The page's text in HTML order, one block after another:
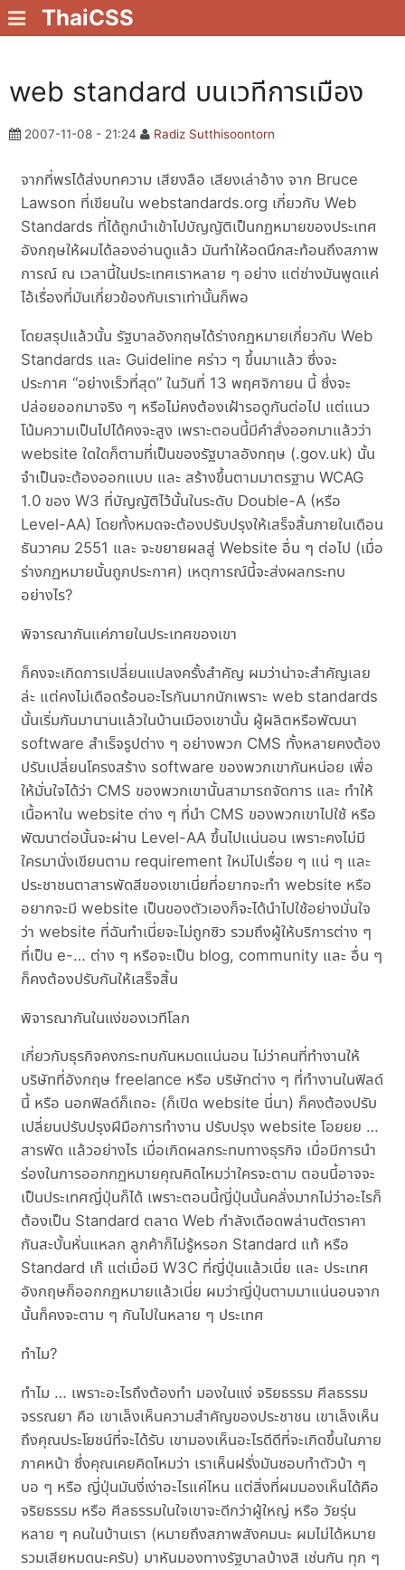
ThaiCSS
web standard บนเวทีการเมือง
2007-11-08 - 21:24 Radiz Sutthisoontorn
จากที่พรได้ส่งบทความ เสียงลือ เสียงเล่าอ้าง จาก Bruce
Lawson ที่เขียนใน webstandards.org เกี่ยวกับ Web
Standards ที่ได้ถูกนำเข้าไปบัญญัติเป็นกฏหมายของประเทศ
อังกฤษให้ผมได้ลองอ่านดูแล้ว มันทำให้อดนึกสะท้อนถึงสภาพ
การณ์ ณ เวลานี้ในประเทศเราหลาย ๆ อย่าง แต่ช่างมันพูดแค่
ไอ้เรื่องที่มันเกี่ยวข้องกับเราเท่านั้นก็พอ
โดยสรุปแล้วนั้น รัฐบาลอังกฤษได้ร่างกฏหมายเกี่ยวกับ Web
Standards และ Guideline คร่าว ๆ ขึ้นมาแล้ว ซึ่งจะ
ประกาศ “อย่างเร็วที่สุด” ในวันที่ 13 พฤศจิกายน นี้ ซึ่งจะ
ปล่อยออกมาจริง ๆ หรือไม่คงต้องเฝ้ารอดูกันต่อไป แต่แนว
โน้มความเป็นไปได้คงจะสูง เพราะตอนนี้มีคำสั่งออกมาแล้วว่า
website ใดใดก็ตามที่เป็นของรัฐบาลอังกฤษ (.gov.uk) นั้น
จำเป็นจะต้องออกแบบ และ สร้างขึ้นตามมาตรฐาน WCAG
1.0 ของ W3 ที่บัญญัติไว้นั้นในระดับ Double-A (หรือ
Level-AA) โดยทั้งหมดจะต้องปรับปรุงให้เสร็จสิ้นภายในเดือน
ธันวาคม 2551 และ จะขยายผลสู่ Website อื่น ๆ ต่อไป (เมื่อ
ร่างกฏหมายนั้นถูกประกาศ) เหตุการณ์นี้จะส่งผลกระทบ
อย่างไร?
พิจารณากันแค่ภายในประเทศของเขา
ก็คงจะเกิดการเปลี่ยนแปลงครั้งสำคัญ ผมว่าน่าจะสำคัญเลย
ล่ะ แต่คงไม่เดือดร้อนอะไรกันมากนักเพราะ web standards
นั้นเริ่มกันมานานแล้วในบ้านเมืองเขานั้น ผู้ผลิตหรือพัฒนา
software สำเร็จรูปต่าง ๆ อย่างพวก CMS ทั้งหลายคงต้อง
ปรับเปลี่ยนโครงสร้าง software ของพวกเขากันหน่อย เพื่อ
ให้มั่นใจได้ว่า CMS ของพวกเขานั้นสามารถจัดการ และ ทำให้
เนื้อหาใน website ต่าง ๆ ที่นำ CMS ของพวกเขาไปใช้ หรือ
พัฒนาต่อนั้นจะผ่าน Level-AA ขึ้นไปแน่นอน เพราะคงไม่มี
ใครมานั่งเขียนตาม requirement ใหม่ไปเรื่อย ๆ แน่ ๆ และ
ประชาชนตาสารพัดสีของเขาเนี่ยที่อยากจะทำ website หรือ
อยากจะมี website เป็นของตัวเองก็จะได้นำไปใช้อย่างมั่นใจ
ว่า website ที่ฉันทำเนี่ยจะไม่ถูกซิว รวมถึงผู้ให้บริการต่าง ๆ
ที่เป็น e-… ต่าง ๆ หรือจะเป็น blog, community และ อื่น ๆ
ก็คงต้องปรับกันให้เสร็จสิ้น
พิจารณากันในแง่ของเวทีโลก
เกี่ยวกับธุรกิจคงกระทบกันหมดแน่นอน ไม่ว่าคนที่ทำงานให้
บริษัทที่อังกฤษ freelance หรือ บริษัทต่าง ๆ ที่ทำงานในฟิลด์
นี้ หรือ นอกฟิลด์ก็เถอะ (ก็เปิด website นี่นา) ก็คงต้องปรับ
เปลี่ยนปรับปรุงฝีมือการทำงาน ปรับปรุง website โอยยย …
สารพัด แล้วอย่างไร เมื่อเกิดผลกระทบทางธุรกิจ เมื่อมีการนำ
ร่องในการออกกฏหมายคุณคิดไหมว่าใครจะตาม ตอนนี้อาจจะ
เป็นประเทศญี่ปุ่นก็ได้ เพราะตอนนี้ญี่ปุ่นนั้นคลั่งมากไม่ว่าอะไรก็
ต้องเป็น Standard ตลาด Web กำลังเดือดพล่านตัดราคา
กันสะบั้นหั่นแหลก ลูกค้าก็ไม่รู้หรอก Standard แท้ หรือ
Standard เก๊ แต่เมื่อมี W3C ที่ญี่ปุ่นแล้วเนี่ย และ ประเทศ
อังกฤษก็ออกกฏหมายแล้วเนี่ย ผมว่าญี่ปุ่นตามมาแน่นอนจาก
นั้นก็คงจะตาม ๆ กันไปในหลาย ๆ ประเทศ
ทำไม?
ทำไม … เพราะอะไรถึงต้องทำ มองในแง่ จริยธรรม ศีลธรรม
จรรณยา คือ เขาเล็งเห็นความสำคัญของประชาชน เขาเล็งเห็น
ถึงคุณประโยชน์ที่จะได้รับ เขามองเห็นอะไรดีดีที่จะเกิดขึ้นในภาย
ภาคหน้า ซึ่งคุณเคยคิดไหมว่า เราเห็นฝรั่งมันชอบทำตัวบ้า ๆ
บอ ๆ หรือ ญี่ปุ่นมันงี่เง่าอะไรแค่ไหน แต่สิ่งที่ผมมองเห็นได้คือ
จริยธรรม หรือ ศีลธรรมในใจเขาจะดีกว่าผู้ใหญ่ หรือ วัยรุ่น
หลาย ๆ คนในบ้านเรา (หมายถึงสภาพสังคมนะ ผมไม่ได้หมาย
รวมเสียหมดนะครับ) มาหันมองทางรัฐบาลบ้างสิ เช่นกัน ทุก ๆ